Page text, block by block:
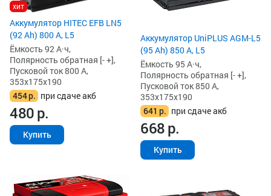
хит
Аккумулятор HITEC EFB LN5
(92 Ah) 800 А, L5
Ёмкость 92 А·ч,
Полярность обратная [- +],
Пусковой ток 800 А,
353x175x190
454р. при сдаче акб
480р.
Купить
Аккумулятор UniPLUS AGM-L5
(95 Ah) 850 А, L5
Ёмкость 95 А·ч,
Полярность обратная [- +],
Пусковой ток 850 А,
353x175x190
641 р. при сдаче акб
668р.
Купить